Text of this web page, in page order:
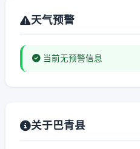
天气预警
当前无预警信息
关于巴青县